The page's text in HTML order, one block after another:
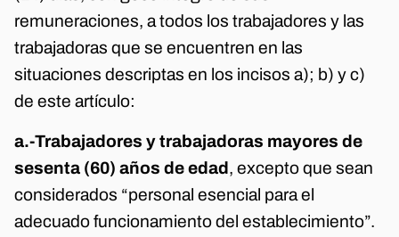
remuneraciones, a todos los trabajadores y las
trabajadoras que se encuentren en las
situaciones descriptas en los incisos a); b) y c)
de este artículo:
a.-Trabajadores y trabajadoras mayores de
sesenta (60) años de edad, excepto que sean
considerados “personal esencial para el
adecuado funcionamiento del establecimiento”.